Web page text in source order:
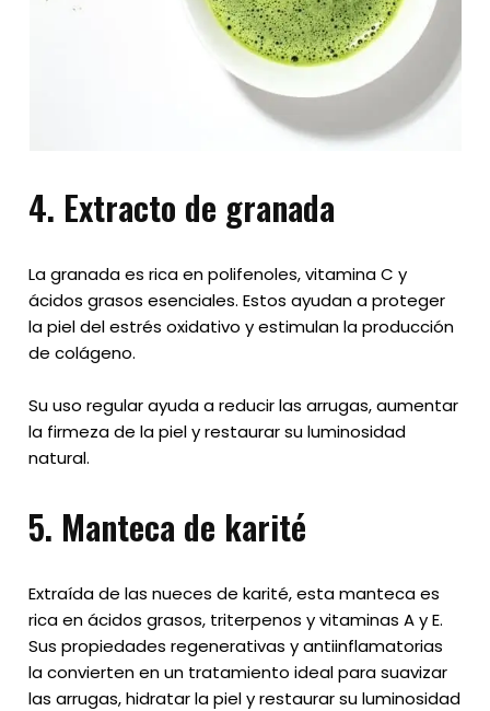
4. Extracto de granada
La granada es rica en polifenoles, vitamina C y
ácidos grasos esenciales. Estos ayudan a proteger
la piel del estrés oxidativo y estimulan la producción
de colágeno.
Su uso regular ayuda a reducir las arrugas, aumentar
la firmeza de la piel y restaurar su luminosidad
natural.
5. Manteca de karité
Extraída de las nueces de karité, esta manteca es
rica en ácidos grasos, triterpenos y vitaminas A y E.
Sus propiedades regenerativas y antiinflamatorias
la convierten en un tratamiento ideal para suavizar
las arrugas, hidratar la piel y restaurar su luminosidad